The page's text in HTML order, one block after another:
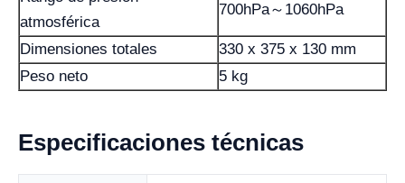
atmosférica
700hPa～1060hPa
Dimensiones totales
330 x 375 x 130 mm
Peso neto
5 kg
Especificaciones técnicas